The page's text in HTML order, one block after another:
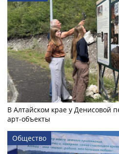
В Алтайском крае у Денисовой
арт-объекты
Общество